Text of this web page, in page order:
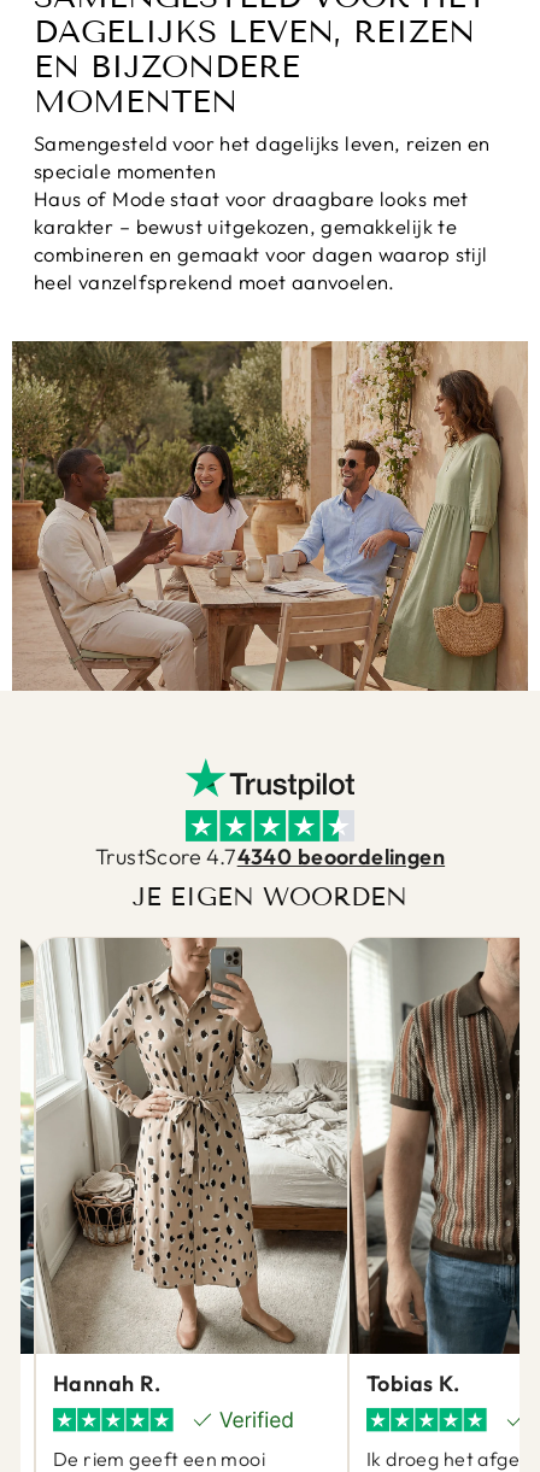
DAGELIJKS LEVEN, REIZEN
EN BIJZONDERE
MOMENTEN
Samengesteld voor het dagelijks leven, reizen en
speciale momenten
Haus of Mode staat voor draagbare looks met
karakter – bewust uitgekozen, gemakkelijk te
combineren en gemaakt voor dagen waarop stijl
heel vanzelfsprekend moet aanvoelen.
TrustScore 4.74340 beoordelingen
JE EIGEN WOORDEN
Hannah R.
De riem geeft een mooi
Tobias K.
Ik droeg het